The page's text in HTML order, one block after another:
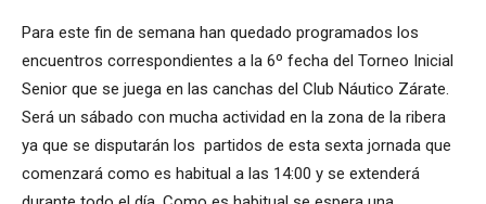
Para este fin de semana han quedado programados los
encuentros correspondientes a la 6º fecha del Torneo Inicial
Senior que se juega en las canchas del Club Náutico Zárate.
Será un sábado con mucha actividad en la zona de la ribera
ya que se disputarán los partidos de esta sexta jornada que
comenzará como es habitual a las 14:00 y se extenderá